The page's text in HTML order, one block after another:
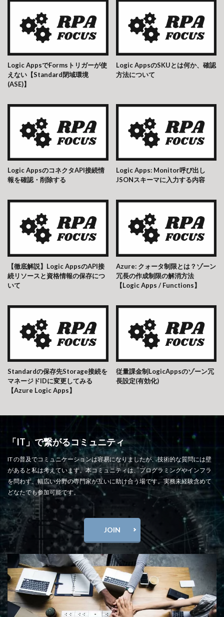
Logic AppsでFormsトリガーが使
えない【Standard閉域環境
(ASE)】
Logic AppsのSKUとは何か、確認
方法について
Logic AppsのコネクタAPI接続情
報を確認・削除する
Logic Apps: Monitor呼び出し
JSONスキーマに入力する内容
【徹底解説】Logic AppsのAPI接
続リソースと資格情報の保存につ
いて
Azure: クォータ制限とは？ゾーン
冗長の作成制限の解消方法
【Logic Apps / Functions】
Standardの保存先Storage接続を
マネージドIDに変更してみる
【Azure Logic Apps】
従量課金制LogicAppsのゾーン冗
長設定(有効化)
「IT」で繋がるコミュニティ
IT の普及でコミュニケーションは容易になりましたが、技術的な質問には壁
があると私は考えています。本コミュニティは、プログラミングやインフラ
を問わず、幅広い分野の専門家が互いに助け合う場です。実務未経験含めて
どなたでも参加可能です。
JOIN